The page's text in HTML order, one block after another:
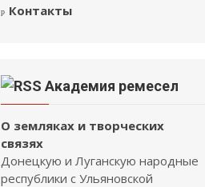
Контакты
Академия ремесел
О земляках и творческих
связях
Донецкую и Луганскую народные
республики с Ульяновской